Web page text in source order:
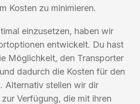
Kosten zu minimieren.
einzusetzen, haben wir
entwickelt. Du hast
Möglichkeit, den Transporter
dadurch die Kosten für den
Alternativ stellen wir dir
Verfügung, die mit ihren